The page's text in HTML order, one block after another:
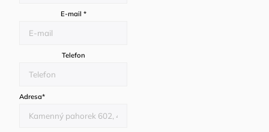
E-mail *
Telefon
Adresa*